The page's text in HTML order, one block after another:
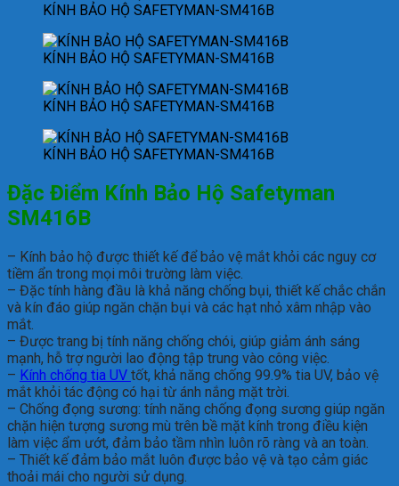
KÍNH BẢO HỘ SAFETYMAN-SM416B
KÍNH BẢO HỘ SAFETYMAN-SM416B
KÍNH BẢO HỘ SAFETYMAN-SM416B
KÍNH BẢO HỘ SAFETYMAN-SM416B
Đặc Điểm Kính Bảo Hộ Safetyman
SM416B
– Kính bảo hộ được thiết kế để bảo vệ mắt khỏi các nguy cơ
tiềm ẩn trong mọi môi trường làm việc.
– Đặc tính hàng đầu là khả năng chống bụi, thiết kế chắc chắn
và kín đáo giúp ngăn chặn bụi và các hạt nhỏ xâm nhập vào
mắt.
– Được trang bị tính năng chống chói, giúp giảm ánh sáng
mạnh, hỗ trợ người lao động tập trung vào công việc.
– Kính chống tia UV tốt, khả năng chống 99.9% tia UV, bảo vệ
mắt khỏi tác động có hại từ ánh nắng mặt trời.
– Chống đọng sương: tính năng chống đọng sương giúp ngăn
chặn hiện tượng sương mù trên bề mặt kính trong điều kiện
làm việc ẩm ướt, đảm bảo tầm nhìn luôn rõ ràng và an toàn.
– Thiết kế đảm bảo mắt luôn được bảo vệ và tạo cảm giác
thoải mái cho người sử dụng.